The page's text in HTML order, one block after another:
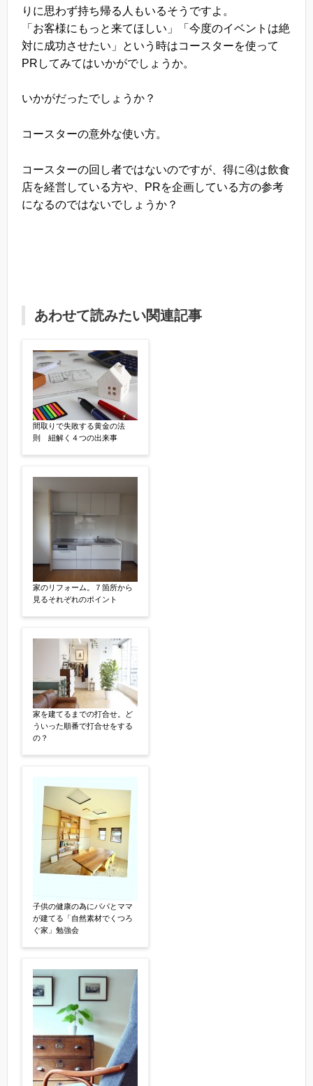
りに思わず持ち帰る人もいるそうですよ。
「お客様にもっと来てほしい」「今度のイベントは絶
対に成功させたい」という時はコースターを使って
PRしてみてはいかがでしょうか。
いかがだったでしょうか？
コースターの意外な使い方。
コースターの回し者ではないのですが、得に④は飲食
店を経営している方や、PRを企画している方の参考
になるのではないでしょうか？
あわせて読みたい関連記事
間取りで失敗する黄金の法
則 紐解く４つの出来事
家のリフォーム。７箇所から
見るそれぞれのポイント
家を建てるまでの打合せ。ど
ういった順番で打合せをする
の？
子供の健康の為にパパとママ
が建てる「自然素材でくつろ
ぐ家」勉強会